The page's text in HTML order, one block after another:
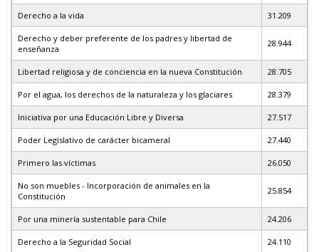
Derecho a la vida 31.209
Derecho y deber preferente de los padres y libertad de
enseñanza
28.944
Libertad religiosa y de conciencia en la nueva Constitución 28.705
Por el agua, los derechos de la naturaleza y los glaciares 28.379
Iniciativa por una Educación Libre y Diversa 27.517
Poder Legislativo de carácter bicameral 27.440
Primero las víctimas 26.050
No son muebles - Incorporación de animales en la
Constitución
25.854
Por una minería sustentable para Chile 24.206
Derecho a la Seguridad Social 24.110